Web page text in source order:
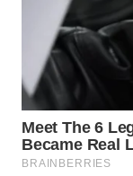
WN
CIANJUR
WN
KEPULAUAN
SERIBU